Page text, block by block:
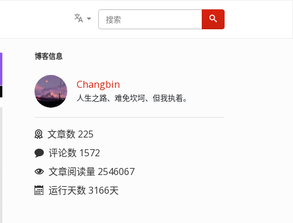
博客信息
Changbin
人生之路、难免坎坷、但我执着。
文章数 225
评论数 1572
文章阅读量 2546067
运行天数 3166天